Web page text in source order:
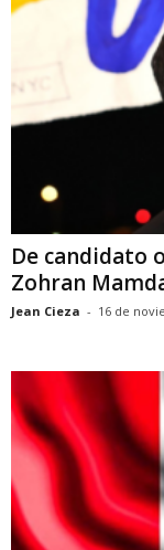
De candidato
Zohran
Jean Cieza - 16 de